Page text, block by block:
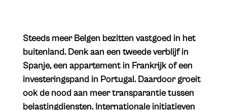
​Steeds meer Belgen bezitten vastgoed in het
buitenland. Denk aan een tweede verblijf in
Spanje, een appartement in Frankrijk of een
investeringspand in Portugal. Daardoor groeit
ook de nood aan meer transparantie tussen
belastingdiensten. Internationale initiatieven